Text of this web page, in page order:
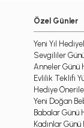
Özel Günler
Yeni Yıl
Sevgililer
Anneler Günü
Evlilik Teklifi
Hediye
Yeni Doğan
Babalar Günü
Kadınlar